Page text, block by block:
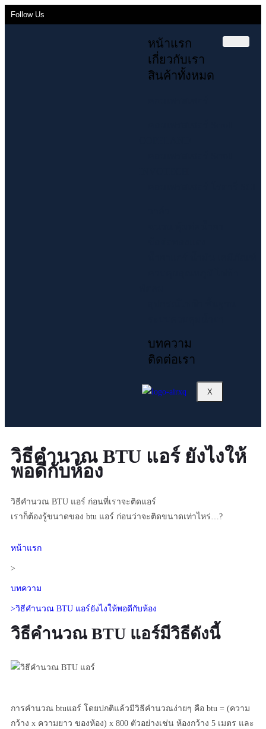
Follow Us
หน้าแรก
เกี่ยวกับเรา
สินค้าทั้งหมด
บทความ
ติดต่อเรา
X
วิธีคำนวณ BTU แอร์ ยังไงให้
พอดีกับห้อง
วิธีคำนวณ BTU แอร์ ก่อนที่เราจะติดแอร์
เราก็ต้องรู้ขนาดของ btu แอร์ ก่อนว่าจะติดขนาดเท่าไหร่…?
หน้าแรก
>
บทความ
>วิธีคำนวณ BTU แอร์ยังไงให้พอดีกับห้อง
วิธีคำนวณ BTU แอร์มีวิธีดังนี้
การคำนวณ btuแอร์ โดยปกติแล้วมีวิธีคำนวณง่ายๆ คือ btu = (ความ
กว้าง x ความยาว ของห้อง) x 800 ตัวอย่างเช่น ห้องกว้าง 5 เมตร และ